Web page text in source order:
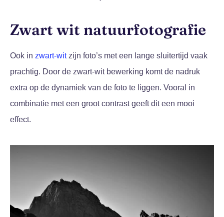
Zwart wit natuurfotografie
Ook in zwart-witzijn foto’s met een lange sluitertijd vaak
prachtig. Door de zwart-wit bewerking komt de nadruk
extra op de dynamiek van de foto te liggen. Vooral in
combinatie met een groot contrast geeft dit een mooi
effect.